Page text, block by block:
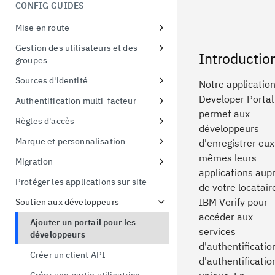
menaces liées à l'identité
Démonstration de la preuve de
CONFIG GUIDES
Mise en route
S'inscrire à un essai gratuit
Premier accès à l'instance d'essai
Connecter un exemple
d'application
Connexion à Active Directory
Gestion des utilisateurs et des
groupes
Configurer les politiques de mot
Sources d'identité
Utiliser les fournisseurs sociaux
Liaison d'identité
Connexion à Active Directory
Authentification multi-facteur
Inscription en ligne à l'AMF
Protéger Linux OS avec MFA
Activer l'AMF pour les
applications
Règles d'accès
Appliquer des politiques d'accès
à l'interface utilisateur
Politique d'accès par défaut
Marque et personnalisation
Gestion des thèmes
Remplacement de la feuille de
style
Gestion des modèles
Marquage des pages en ligne de
l'AMF
Migration
Migration des utilisateurs
Importation CSV
Protéger les applications sur site
Soutien aux développeurs
Ajouter un portail pour les
développeurs
Créer un client API
Notre application
Developer Portal
permet aux
développeurs
d'enregistrer
mêmes leurs
applications
de votre
IBM Verify pour
accéder aux
services